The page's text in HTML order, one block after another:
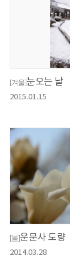
[겨울]눈오는 날
2015.01.15
[봄]운문사 도량
2014.03.28